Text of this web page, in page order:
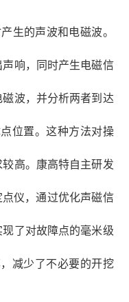
生的声波和电磁波。
响，同时产生电磁信
波，并分析两者到达
位置。这种方法对操
高。康高特自主研发
仪，通过优化声磁信
了对故障点的毫米级
减少了不必要的开挖